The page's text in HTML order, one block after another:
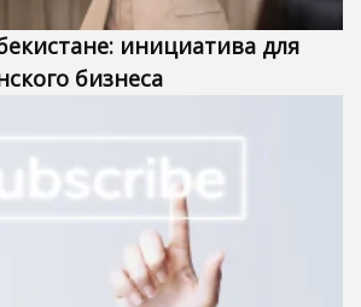
инициатива для
бизнеса